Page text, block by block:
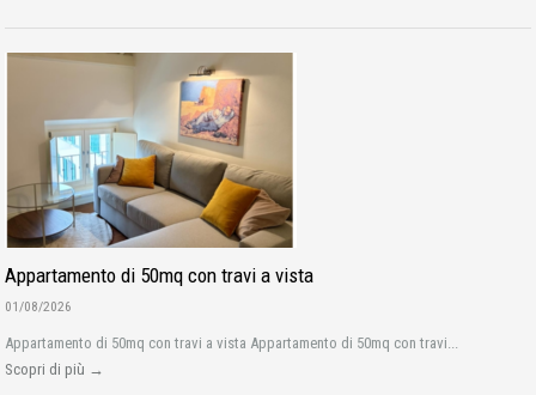
Appartamento di 50mq con travi a vista
01/08/2026
Appartamento di 50mq con travi a vista Appartamento di 50mq con travi...
Scopri di più →